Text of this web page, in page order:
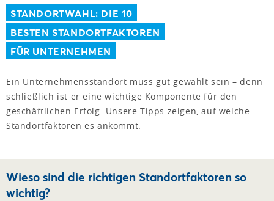
STANDORTWAHL: DIE 10
BESTEN STANDORTFAKTOREN
FÜR UNTERNEHMEN
Ein Unternehmensstandort muss gut gewählt sein – denn
schließlich ist er eine wichtige Komponente für den
geschäftlichen Erfolg. Unsere Tipps zeigen, auf welche
Standortfaktoren es ankommt.
Wieso sind die richtigen Standortfaktoren so
wichtig?